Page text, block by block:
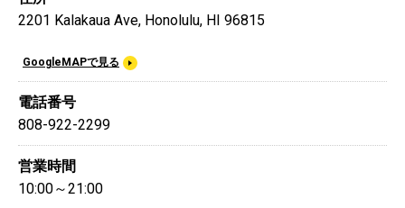
2201 Kalakaua Ave, Honolulu, HI 96815
GoogleMAPで見る
電話番号
808-922-2299
営業時間
10:00～21:00